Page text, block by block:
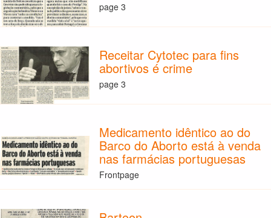
page 3
Receitar Cytotec para fins
abortivos é crime
page 3
Medicamento idêntico ao do
Barco do Aborto está à venda
nas farmácias portuguesas
Frontpage